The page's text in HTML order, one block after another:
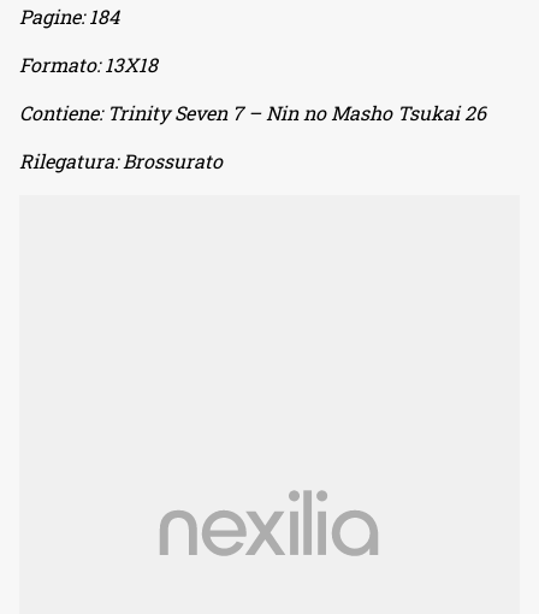
Pagine: 184
Formato: 13X18
Contiene: Trinity Seven 7 – Nin no Masho Tsukai 26
Rilegatura: Brossurato